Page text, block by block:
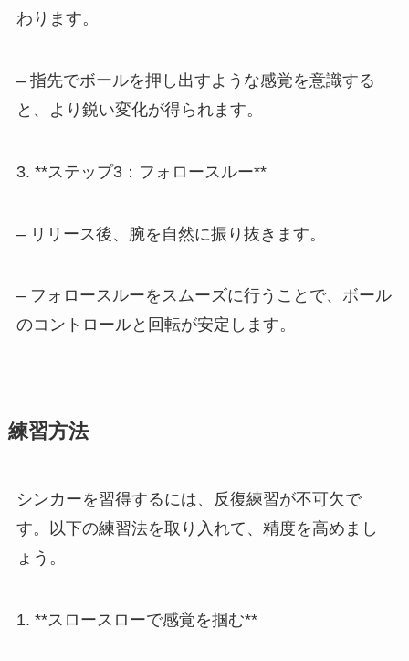
わります。
– 指先でボールを押し出すような感覚を意識する
と、より鋭い変化が得られます。
3. **ステップ3：フォロースルー**
– リリース後、腕を自然に振り抜きます。
– フォロースルーをスムーズに行うことで、ボール
のコントロールと回転が安定します。
練習方法
シンカーを習得するには、反復練習が不可欠で
す。以下の練習法を取り入れて、精度を高めまし
ょう。
1. **スロースローで感覚を掴む**